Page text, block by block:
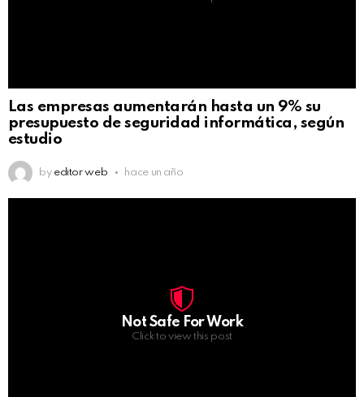
Las empresas aumentarán hasta un 9% su
presupuesto de seguridad informática, según
estudio
by editor web hace un año
Not Safe For Work
Click to view this post